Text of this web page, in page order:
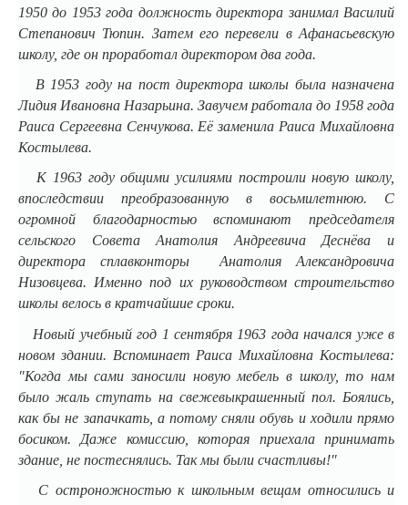
1950 до 1953 года должность директора занимал Василий
Степанович Тюпин. Затем его перевели в Афанасьевскую
школу, где он проработал директором два года.
В 1953 году на пост директора школы была назначена
Лидия Ивановна Назарьина. Завучем работала до 1958 года
Раиса Сергеевна Сенчукова. Её заменила Раиса Михайловна
Костылева.
К 1963 году общими усилиями построили новую школу,
впоследствии преобразованную в восьмилетнюю. С
огромной благодарностью вспоминают председателя
сельского Совета Анатолия Андреевича Деснёва и
директора сплавконторы Анатолия Александровича
Низовцева. Именно под их руководством строительство
школы велось в кратчайшие сроки.
Новый учебный год 1 сентября 1963 года начался уже в
новом здании. Вспоминает Раиса Михайловна Костылева:
"Когда мы сами заносили новую мебель в школу, то нам
было жаль ступать на свежевыкрашенный пол. Боялись,
как бы не запачкать, а потому сняли обувь и ходили прямо
босиком. Даже комиссию, которая приехала принимать
здание, не постеснялись. Так мы были счастливы!"
С остроножностью к школьным вещам относились и